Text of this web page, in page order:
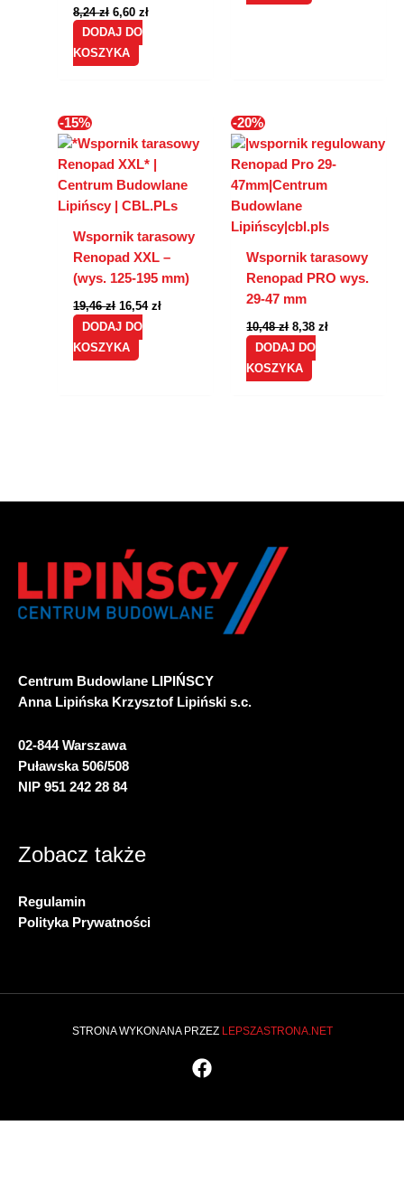
8,24zł 6,60zł
DODAJ DO
KOSZYKA
-15%
Wspornik tarasowy
Renopad XXL –
(wys. 125-195 mm)
19,46zł
wynosiła:
19,46 zł.
16,54zł
wynosi:
DODAJ DO
KOSZYKA
-20%
Wspornik tarasowy
Renopad PRO wys.
29-47 mm
10,48zł
wynosiła:
10,48 zł.
8,38zł
wynosi:
8,38 zł.
DODAJ DO
KOSZYKA
Centrum Budowlane LIPIŃSCY
Anna Lipińska Krzysztof Lipiński s.c.
02-844 Warszawa
Puławska 506/508
NIP 951 242 28 84
Zobacz także
Regulamin
Polityka Prywatności
STRONA WYKONANA PRZEZ LEPSZASTRONA.NET